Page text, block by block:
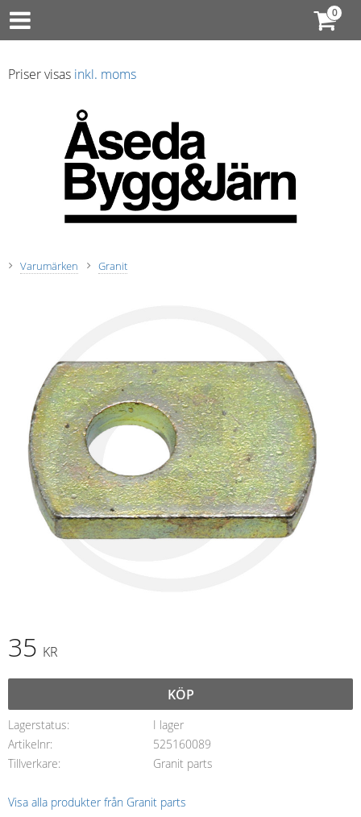
Priser visas inkl. moms
Varumärken Granit
35 KR
KÖP
Lagerstatus
I lager
Artikelnr
525160089
Tillverkare
Granit parts
Visa alla produkter från Granit parts